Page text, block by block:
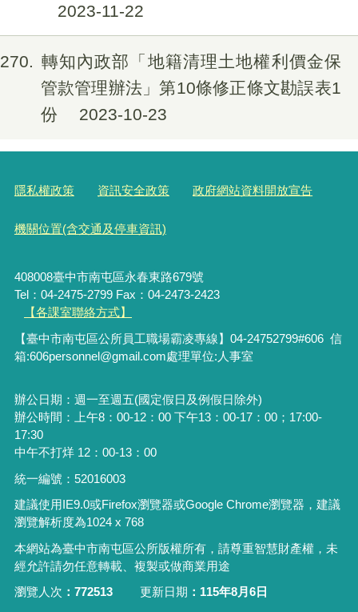
2023-11-22
270
轉知內政部「地籍清理土地權利價金保
管款管理辦法」第10條修正條文勘誤表1
份
2023-10-23
隱私權政策 資訊安全政策 政府網站資料開放宣告
機關位置(含交通及停車資訊)
408008臺中市南屯區永春東路679號
Tel：04-2475-2799 Fax：04-2473-2423
【各課室聯絡方式】
【臺中市南屯區公所員工職場霸凌專線】04-24752799#606 信
箱:606personnel@gmail.com處理單位:人事室
辦公日期：週一至週五(國定假日及例假日除外)
辦公時間：上午8：00-12：00 下午13：00-17：00；17:00-
17:30
中午不打烊 12：00-13：00
統一編號：52016003
建議使用IE9.0或Firefox瀏覽器或Google Chrome瀏覽器，建議
瀏覽解析度為1024 x 768
本網站為臺中市南屯區公所版權所有，請尊重智慧財產權，未
經允許請勿任意轉載、複製或做商業用途
瀏覽人次
772513 更新日期 115年8月6日